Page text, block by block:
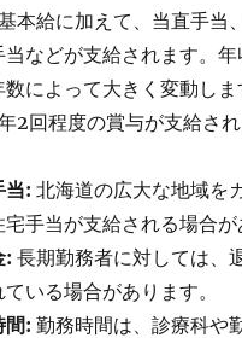
本給に加えて、当直手当
当などが支給されます。
によって大きく変動しま
2回程度の賞与が支給さ
当: 北海道の広大な地域を
手当が支給される場合が
: 長期勤務者に対しては、
いる場合があります。
間: 勤務時間は、診療科や